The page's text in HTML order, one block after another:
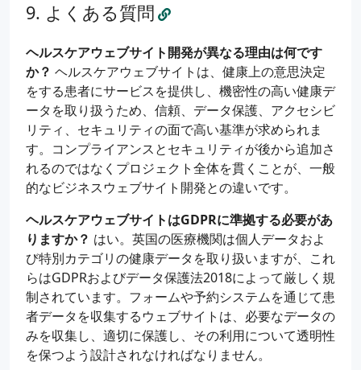
よくある質問
ヘルスケアウェブサイト開発が異なる理由は何です
か？ ヘルスケアウェブサイトは、健康上の意思決定
をする患者にサービスを提供し、機密性の高い健康デ
ータを取り扱うため、信頼、データ保護、アクセシビ
リティ、セキュリティの面で高い基準が求められま
す。コンプライアンスとセキュリティが後から追加さ
れるのではなくプロジェクト全体を貫くことが、一般
的なビジネスウェブサイト開発との違いです。
ヘルスケアウェブサイトはGDPRに準拠する必要があ
りますか？ はい。英国の医療機関は個人データおよ
び特別カテゴリの健康データを取り扱いますが、これ
らはGDPRおよびデータ保護法2018によって厳しく規
制されています。フォームや予約システムを通じて患
者データを収集するウェブサイトは、必要なデータの
みを収集し、適切に保護し、その利用について透明性
を保つよう設計されなければなりません。